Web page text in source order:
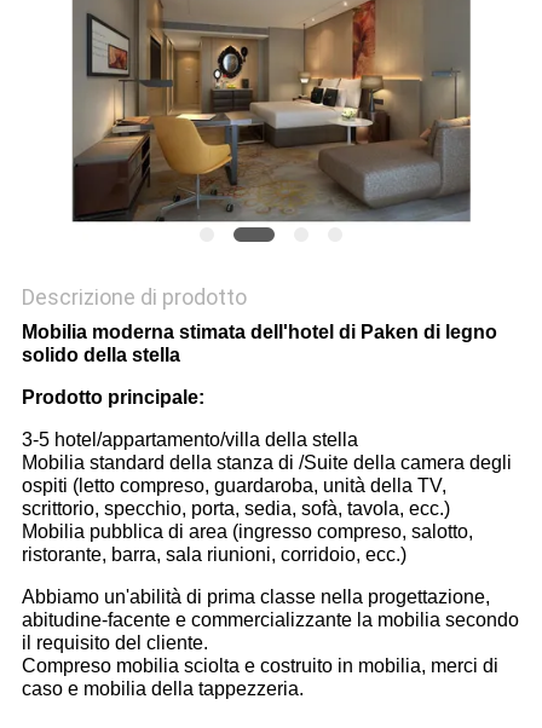
Descrizione di prodotto
Mobilia moderna stimata dell'hotel di Paken di legno
solido della stella
Prodotto principale:
3-5 hotel/appartamento/villa della stella
Mobilia standard della stanza di /Suite della camera degli
ospiti (letto compreso, guardaroba, unità della TV,
scrittorio, specchio, porta, sedia, sofà, tavola, ecc.)
Mobilia pubblica di area (ingresso compreso, salotto,
ristorante, barra, sala riunioni, corridoio, ecc.)
Abbiamo un'abilità di prima classe nella progettazione,
abitudine-facente e commercializzante la mobilia secondo
il requisito del cliente.
Compreso mobilia sciolta e costruito in mobilia, merci di
caso e mobilia della tappezzeria.